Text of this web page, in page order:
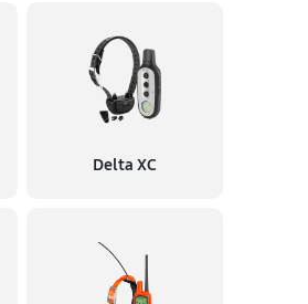
Delta XC